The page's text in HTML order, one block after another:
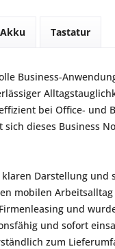
Akku Tastatur
Business-
bei Office-
sich dieses
klaren Darstellung
mobilen
und
und sofort
zum